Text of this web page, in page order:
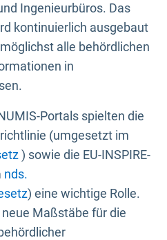
Ingenieurbüros. Das
kontinuierlich ausgebaut
alle behördlichen
in
Portals spielten die
(umgesetzt im
) sowie die EU-INSPIRE-
nds.
) eine wichtige Rolle.
Maßstäbe für die